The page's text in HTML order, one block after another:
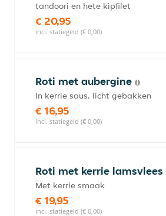
tandoori en hete kipfilet
€ 20,95
incl. statiegeld (€ 0,00)
Roti met aubergine
In kerrie saus, licht gebakken
€ 16,95
incl. statiegeld (€ 0,00)
Roti met kerrie lamsvlees
Met kerrie smaak
€ 19,95
incl. statiegeld (€ 0,00)